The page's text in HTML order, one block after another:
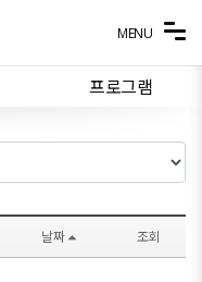
프로그램
MENU
날짜 조회